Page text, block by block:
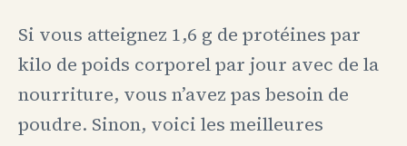
Si vous atteignez 1,6 g de protéines par
kilo de poids corporel par jour avec de la
nourriture, vous n’avez pas besoin de
poudre. Sinon, voici les meilleures